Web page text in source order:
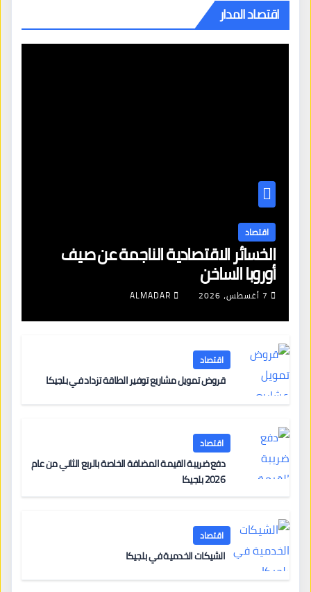
اقتصاد المدار
اقتصاد
الخسائر الاقتصادية الناجمة عن صيف
أوروبا الساخن
7 أغسطس، 2026 ALMADAR
اقتصاد
قروض تمويل مشاريع توفير الطاقة تزداد في بلجيكا
اقتصاد
دفع ضريبة القيمة المضافة الخاصة بالربع الثاني من عام
2026 بلجيكا
اقتصاد
الشيكات الخدمية في بلجيكا